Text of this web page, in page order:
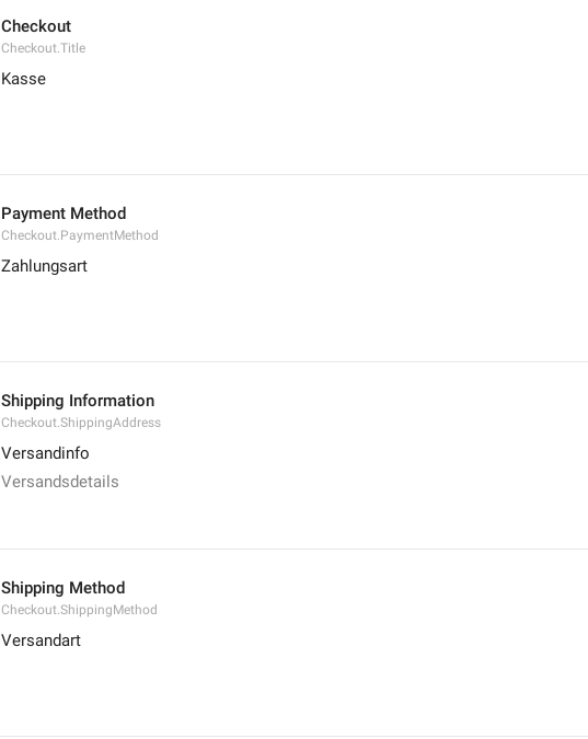
Checkout
Checkout.Title
Kasse
Payment Method
Checkout.PaymentMethod
Zahlungsart
Shipping Information
Checkout.ShippingAddress
Versandinfo
Versandsdetails
Shipping Method
Checkout.ShippingMethod
Versandart